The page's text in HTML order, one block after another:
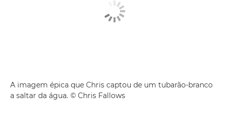
A imagem épica que Chris captou de um tubarão-branco
a saltar da água. © Chris Fallows